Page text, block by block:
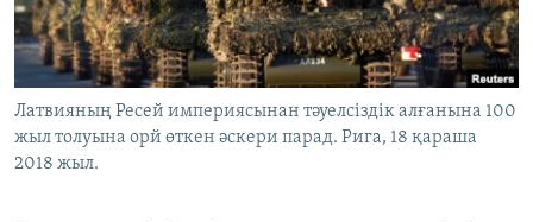
Басқа тілдерде
Латвияның Ресей империясынан тәуелсіздік алғанына 100
жыл толуына орй өткен әскери парад. Рига, 18 қараша
2018 жыл.